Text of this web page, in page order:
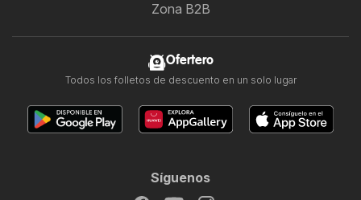
Zona B2B
Ofertero
Todos los folletos de descuento en un solo lugar
Síguenos